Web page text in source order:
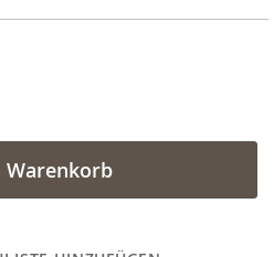
Warenkorb